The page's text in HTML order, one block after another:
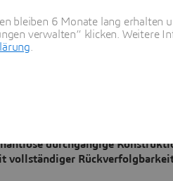
werden.
zusätzliche Möglichkeiten zur
nahtlose durchgängige
vollständiger
bleiben 6 Monate lang erhalten
verwalten“ klicken. Weitere